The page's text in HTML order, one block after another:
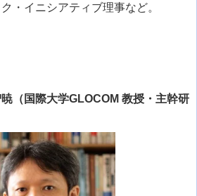
・イニシアティブ理事など。
（国際大学GLOCOM 教授・主幹研